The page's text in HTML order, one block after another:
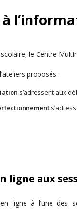
le Centre
proposés :
s’adressent aux
ligne aux
ligne à l’une des